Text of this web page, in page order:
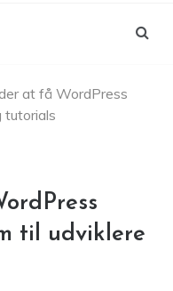
at få WordPress
tutorials
til udviklere